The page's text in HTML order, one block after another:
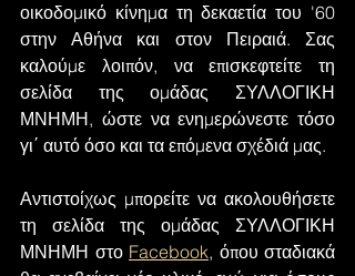
οικοδομικό κίνημα τη δεκαετία του '60
στην Αθήνα και στον Πειραιά. Σας
καλούμε λοιπόν, να επισκεφτείτε τη
σελίδα της ομάδας ΣΥΛΛΟΓΙΚΗ
ΜΝΗΜΗ, ώστε να ενημερώνεστε τόσο
γι΄ αυτό όσο και τα επόμενα σχέδιά μας.
Αντιστοίχως μπορείτε να ακολουθήσετε
τη σελίδα της ομάδας ΣΥΛΛΟΓΙΚΗ
ΜΝΗΜΗ στο Facebook, όπου σταδιακά